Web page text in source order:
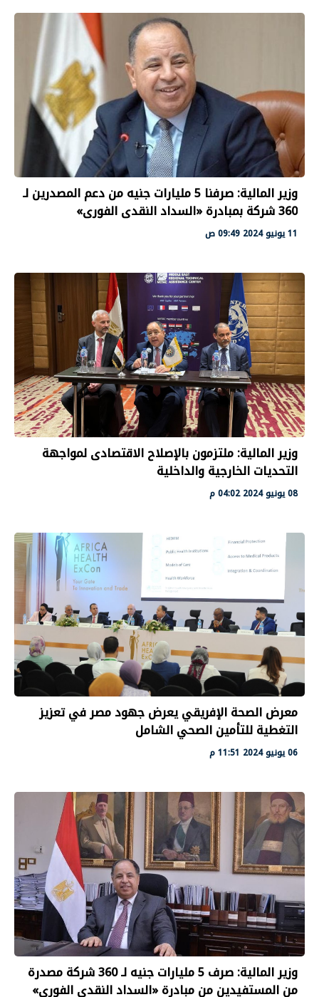
وزير المالية: صرفنا 5 مليارات جنيه من دعم المصدرين لـ
360 شركة بمبادرة «السداد النقدى الفورى»
11 يونيو 2024 09:49 ص
وزير المالية: ملتزمون بالإصلاح الاقتصادى لمواجهة
التحديات الخارجية والداخلية
08 يونيو 2024 04:02 م
معرض الصحة الإفريقي يعرض جهود مصر في تعزيز
التغطية للتأمين الصحي الشامل
06 يونيو 2024 11:51 م
وزير المالية: صرف 5 مليارات جنيه لـ 360 شركة مصدرة
من المستفيدين من مبادرة «السداد النقدى الفورى»